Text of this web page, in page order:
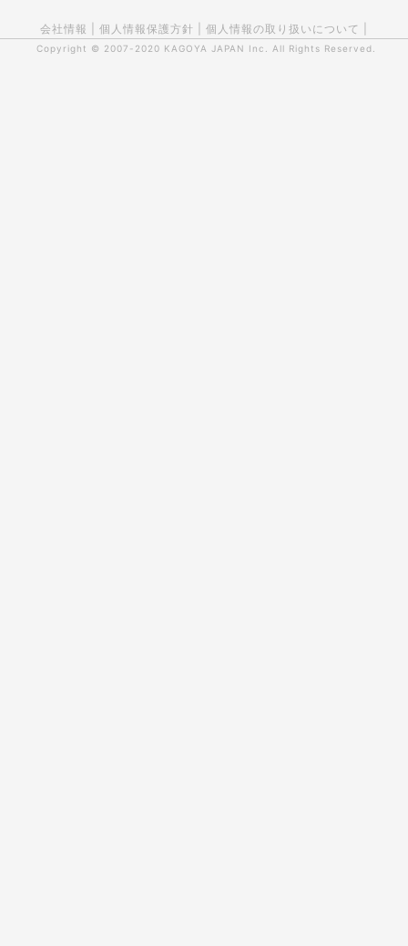
会社情報 個人情報保護方針 個人情報の取り扱いについて
Copyright © 2007-2020 KAGOYA JAPAN Inc. All Rights Reserved.